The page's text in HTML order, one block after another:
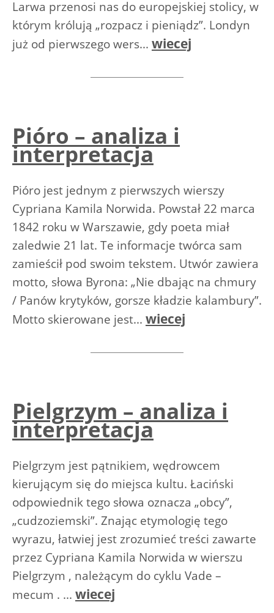
Larwa przenosi nas do europejskiej stolicy, w
którym królują „rozpacz i pieniądz”. Londyn
już od pierwszego wers... wiecej
Pióro – analiza i
interpretacja
Pióro jest jednym z pierwszych wierszy
Cypriana Kamila Norwida. Powstał 22 marca
1842 roku w Warszawie, gdy poeta miał
zaledwie 21 lat. Te informacje twórca sam
zamieścił pod swoim tekstem. Utwór zawiera
motto, słowa Byrona: „Nie dbając na chmury
/ Panów krytyków, gorsze kładzie kalambury”.
Motto skierowane jest... wiecej
Pielgrzym – analiza i
interpretacja
Pielgrzym jest pątnikiem, wędrowcem
kierującym się do miejsca kultu. Łaciński
odpowiednik tego słowa oznacza „obcy”,
„cudzoziemski”. Znając etymologię tego
wyrazu, łatwiej jest zrozumieć treści zawarte
przez Cypriana Kamila Norwida w wierszu
Pielgrzym , należącym do cyklu Vade –
mecum . ... wiecej